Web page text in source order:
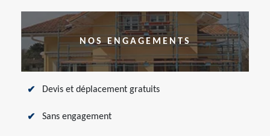
NOS ENGAGEMENTS
Devis et déplacement gratuits
Sans engagement